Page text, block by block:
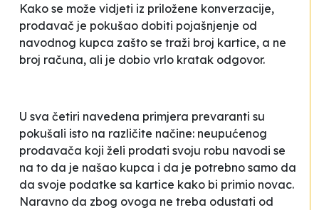
Kako se može vidjeti iz priložene konverzacije,
prodavač je pokušao dobiti pojašnjenje od
navodnog kupca zašto se traži broj kartice, a ne
broj računa, ali je dobio vrlo kratak odgovor.
U sva četiri navedena primjera prevaranti su
pokušali isto na različite načine: neupućenog
prodavača koji želi prodati svoju robu navodi se
na to da je našao kupca i da je potrebno samo da
da svoje podatke sa kartice kako bi primio novac.
Naravno da zbog ovoga ne treba odustati od